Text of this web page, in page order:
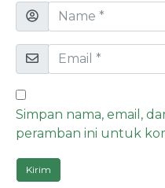
Simpan nama, email,
peramban ini untuk